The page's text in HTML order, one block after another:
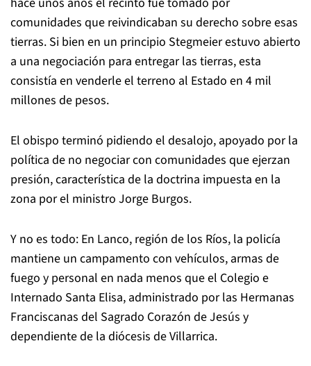
comunidades que reivindicaban su derecho sobre esas
tierras. Si bien en un principio Stegmeier estuvo abierto
a una negociación para entregar las tierras, esta
consistía en venderle el terreno al Estado en 4 mil
millones de pesos.
El obispo terminó pidiendo el desalojo, apoyado por la
política de no negociar con comunidades que ejerzan
presión, característica de la doctrina impuesta en la
zona por el ministro Jorge Burgos.
Y no es todo: En Lanco, región de los Ríos, la policía
mantiene un campamento con vehículos, armas de
fuego y personal en nada menos que el Colegio e
Internado Santa Elisa, administrado por las Hermanas
Franciscanas del Sagrado Corazón de Jesús y
dependiente de la diócesis de Villarrica.